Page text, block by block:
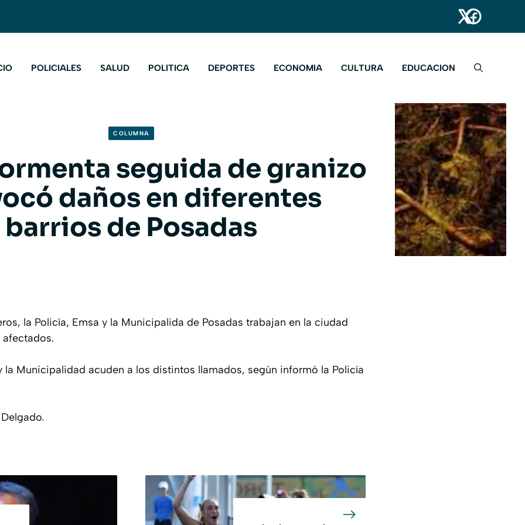
POLICIALES SALUD POLITICA DEPORTES ECONOMIA CULTURA EDUCACION
COLUMNA
seguida de granizo
daños en diferentes
barrios de Posadas
la Policía, Emsa y la Municipalida de Posadas trabajan en la ciudad
la Municipalidad acuden a los distintos llamados, según informó la Policía